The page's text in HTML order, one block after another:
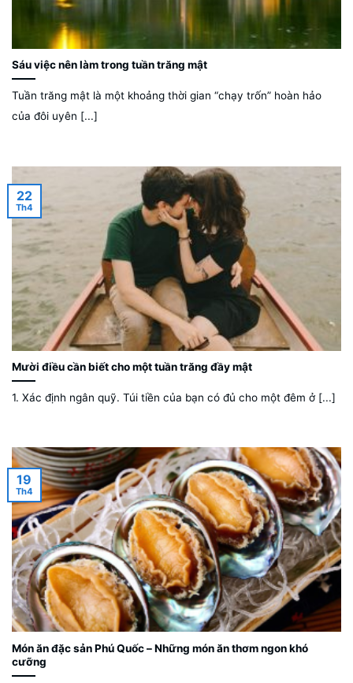
Sáu việc nên làm trong tuần trăng mật
Tuần trăng mật là một khoảng thời gian “chạy trốn” hoàn hảo
của đôi uyên [...]
Mười điều cần biết cho một tuần trăng đầy mật
1. Xác định ngân quỹ. Túi tiền của bạn có đủ cho một đêm ở [...]
22
Th4
Món ăn đặc sản Phú Quốc – Những món ăn thơm ngon khó
cưỡng
19
Th4